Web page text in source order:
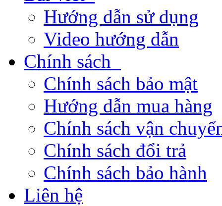
Hướng dẫn sử dụng
Video hướng dẫn
Chính sách
Chính sách bảo mật
Hướng dẫn mua hàng
Chính sách vận
Chính sách đổi trả
Chính sách bảo hành
Liên hệ